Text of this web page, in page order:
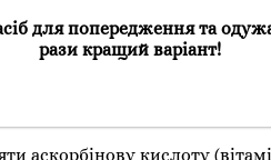
для попередження та
рази кращий варіант!
аскорбінову кислоту